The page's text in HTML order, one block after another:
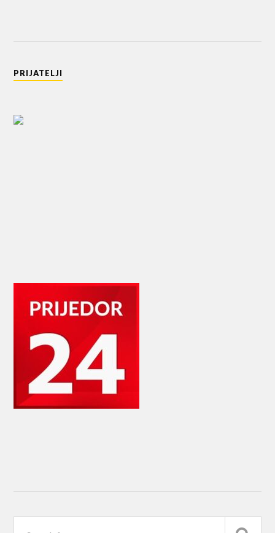
PRIJATELJI